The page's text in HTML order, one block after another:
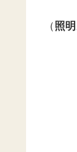
（ 照